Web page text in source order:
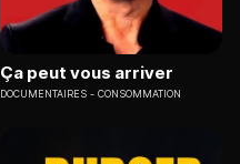
Ça peut vous arriver
DOCUMENTAIRES CONSOMMATION